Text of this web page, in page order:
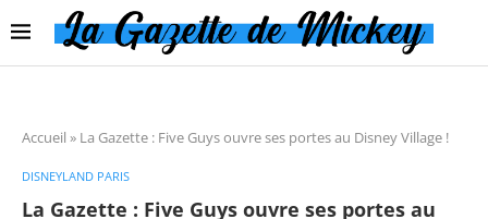
Accueil » La Gazette : Five Guys ouvre ses portes au Disney Village !
DISNEYLAND PARIS
La Gazette : Five Guys ouvre ses portes au